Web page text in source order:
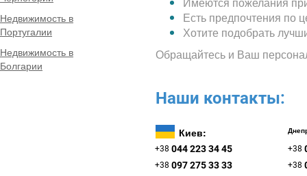
Недвижимость в
Португалии
Недвижимость в
Болгарии
Есть предпочтения по
Хотите подобрать
Обращайтесь и Ваш
Наши контакты:
Киев:
+38 044 223 34 45 +38
+38 097 275 33 33 +38